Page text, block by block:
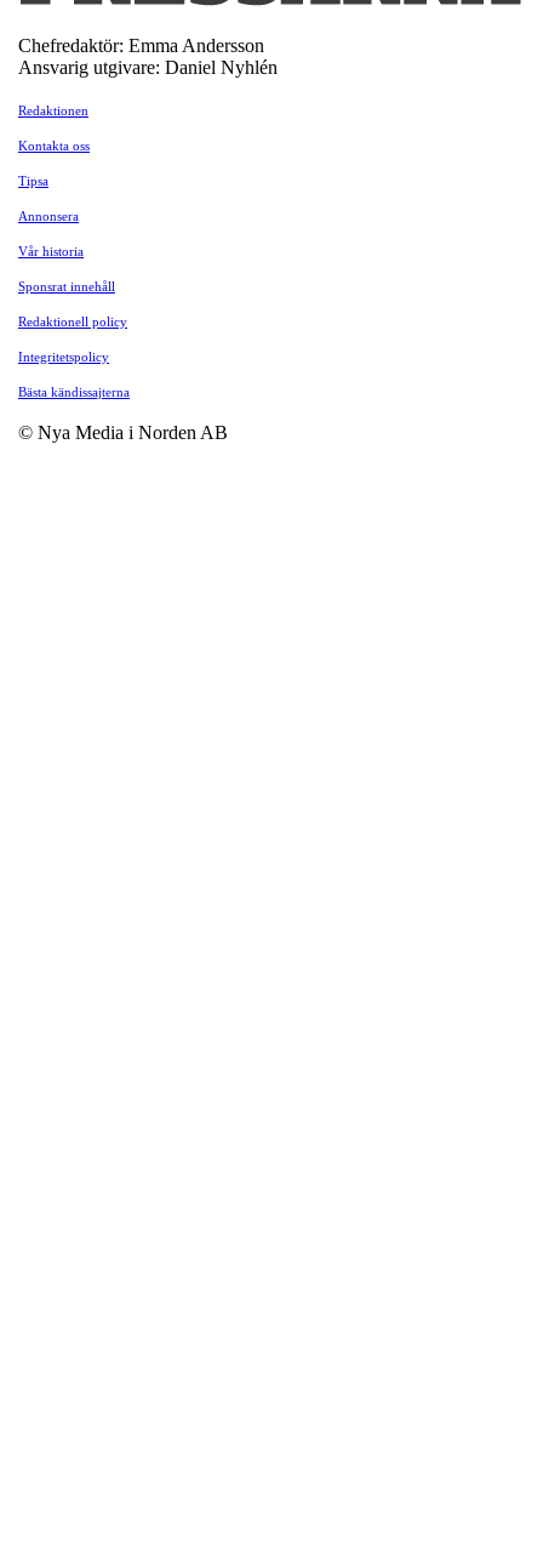
Chefredaktör: Emma Andersson
Ansvarig utgivare: Daniel Nyhlén
Redaktionen
Kontakta oss
Tipsa
Annonsera
Vår historia
Sponsrat innehåll
Redaktionell policy
Integritetspolicy
Bästa kändissajterna
© Nya Media i Norden AB